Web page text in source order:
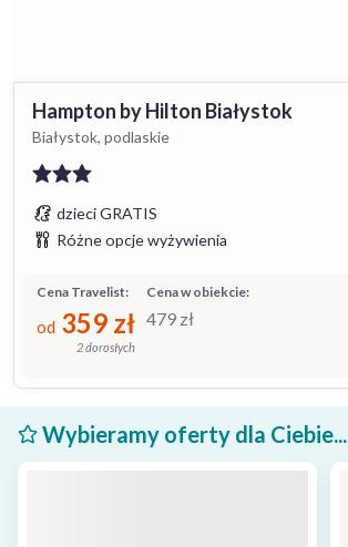
Hampton by Hilton Białystok
Białystok, podlaskie
dzieci GRATIS
Różne opcje wyżywienia
Cena w obiekcie:
479 zł
Cena Travelist:
od 359 zł
2 dorosłych
Wybieramy oferty dla Ciebie...